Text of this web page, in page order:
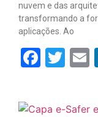
nuvem e das
transformando a
aplicações. Ao